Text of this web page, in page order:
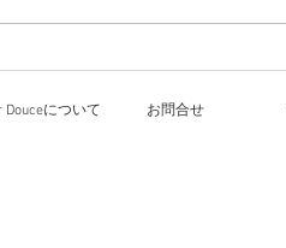
Douceについて お問合せ